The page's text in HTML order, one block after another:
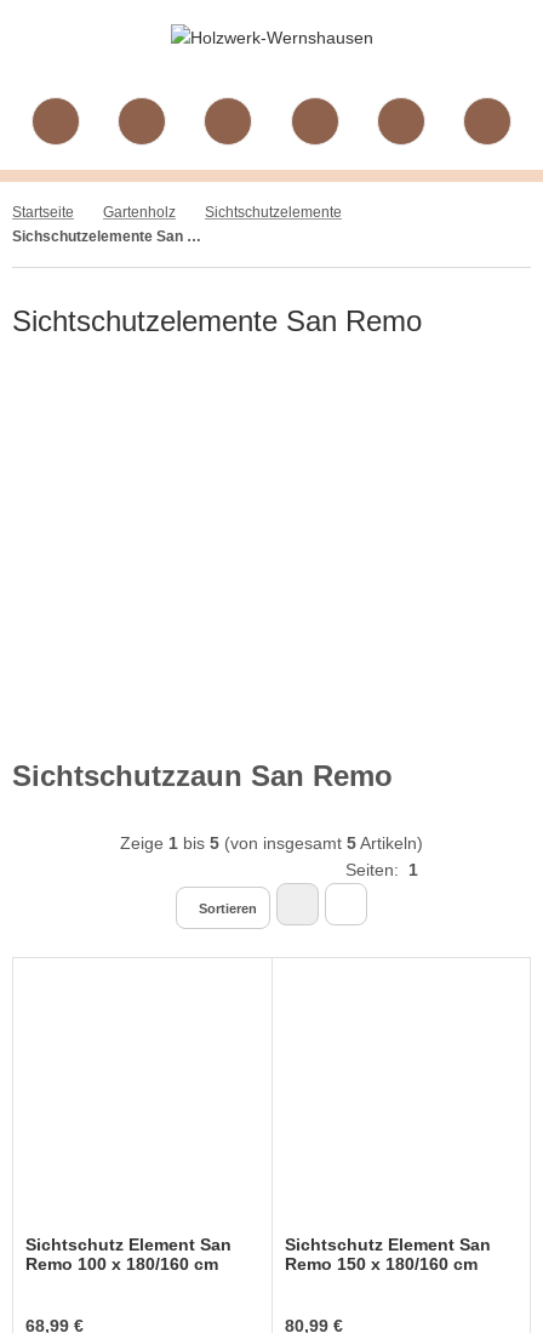
Startseite Gartenholz
Sichtschutzelemente
Sichschutzelemente San Remo
Sichtschutzelemente San Remo
Sichtschutzzaun San Remo
Sortieren
Zeige 1 bis 5 (von insgesamt 5Artikeln)
Seiten: 1
Sichtschutz Element San
Remo 100 x 180/160 cm
68,99 €
Sichtschutz Element San
Remo 150 x 180/160 cm
80,99 €